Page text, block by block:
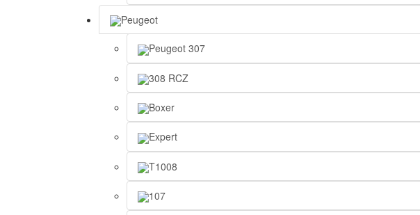
Peugeot
Peugeot 307
308 RCZ
Boxer
Expert
T1008
107